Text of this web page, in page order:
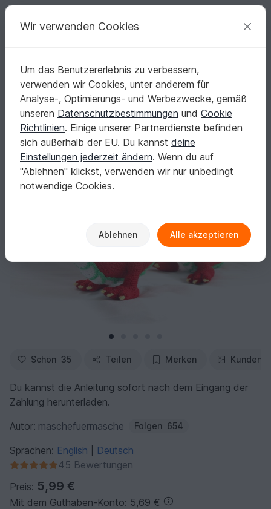
Deine kreativen Ideen
Deutsch | € (EUR) einloggen Kostenlos registrieren
Startseite Häkeln Amigurumi Dinos & Drachen
Drache Henry Häkelanleitung – Amigurumi Drache, Deutsch & Englisch
Drache Henry Häkelanleitung – Amigurumi
Drache, Deutsch & Englisch
Schön 35 Teilen Merken
Du kannst die Anleitung sofort nach dem Eingang der
Zahlung herunterladen.
Autor: maschefuermasche Folgen 654
Sprachen: English
Deutsch
45 Bewertungen
Preis: 5,99 €
Mit dem Guthaben-Konto: 5,69 €
Wir verwenden Cookies
Um das Benutzererlebnis zu verbessern,
verwenden wir Cookies, unter anderem für
Analyse-, Optimierungs- und Werbezwecke, gemäß
unseren Datenschutzbestimmungen und Cookie
Richtlinien. Einige unserer Partnerdienste befinden
sich außerhalb der EU. Du kannst deine
Einstellungen jederzeit ändern. Wenn du auf
"Ablehnen" klickst, verwenden wir nur unbedingt
notwendige Cookies.
Ablehnen Alle akzeptieren